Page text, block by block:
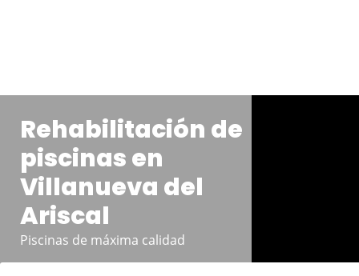
Rehabilitación de
piscinas en
Villanueva del
Ariscal
Piscinas de máxima calidad